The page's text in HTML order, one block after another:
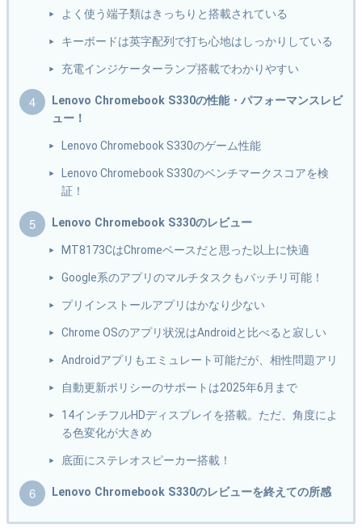
よく使う端子類はきっちりと搭載されている
キーボードは英字配列で打ち心地はしっかりしている
充電インジケーターランプ搭載でわかりやすい
Lenovo Chromebook S330の性能・パフォーマンスレビ
ュー！
Lenovo Chromebook S330のゲーム性能
Lenovo Chromebook S330のベンチマークスコアを検
証！
Lenovo Chromebook S330のレビュー
MT8173CはChromeベースだと思った以上に快適
Google系のアプリのマルチタスクもバッチリ可能！
プリインストールアプリはかなり少ない
Chrome OSのアプリ状況はAndroidと比べると寂しい
Androidアプリもエミュレート可能だが、相性問題アリ
自動更新ポリシーのサポートは2025年6月まで
14インチフルHDディスプレイを搭載。ただ、角度によ
る色変化が大きめ
底面にステレオスピーカー搭載！
Lenovo Chromebook S330のレビューを終えての所感